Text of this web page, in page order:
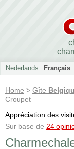
Nederlands Français
Home > Gîte
Croupet
Appréciation des
Sur base de 24